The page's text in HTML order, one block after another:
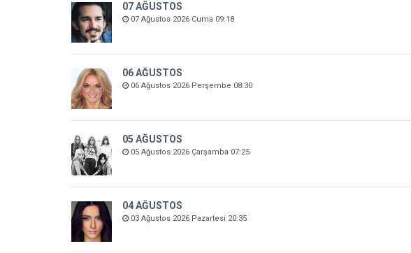
07 AĞUSTOS
07 Ağustos 2026 Cuma 09:18
06 AĞUSTOS
06 Ağustos 2026 Perşembe 08:30
05 AĞUSTOS
05 Ağustos 2026 Çarşamba 07:25
04 AĞUSTOS
03 Ağustos 2026 Pazartesi 20:35